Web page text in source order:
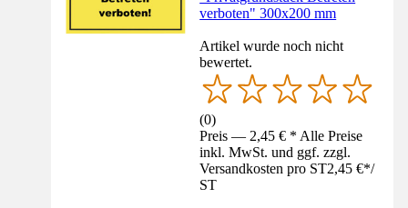
verboten" 300x200 mm
Artikel wurde noch nicht
bewertet.
(0)
Preis — 2,45 € * Alle Preise
inkl. MwSt. und ggf. zzgl.
Versandkosten pro ST2,45 €*/
ST